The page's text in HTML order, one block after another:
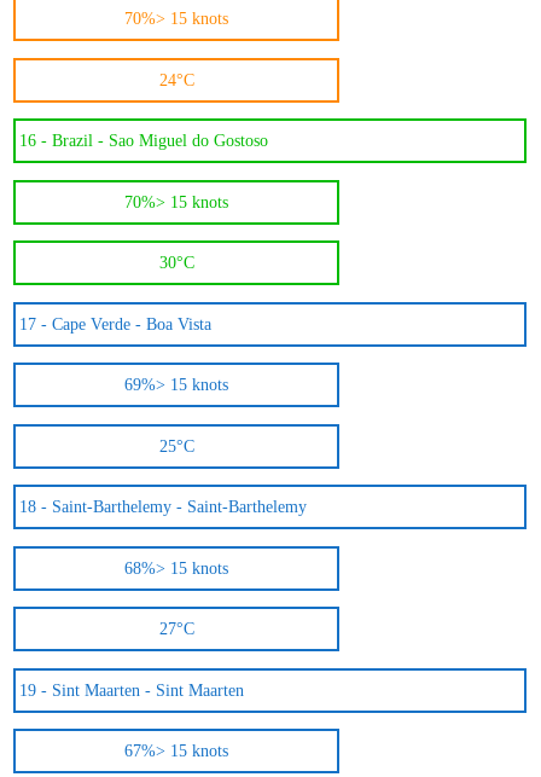
70%> 15 knots
24°C
16 -Brazil - Sao Miguel do Gostoso
70%> 15 knots
30°C
17 -Cape Verde - Boa Vista
69%> 15 knots
25°C
18 - Saint-Barthelemy - Saint-Barthelemy
68%> 15 knots
27°C
19 - Sint Maarten - Sint Maarten
67%> 15 knots